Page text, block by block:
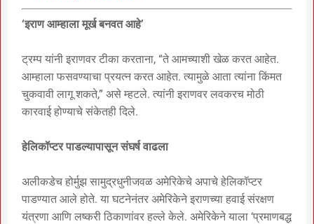
‘इराण आम्हाला मूर्ख बनवत आहे’
ट्रम्प यांनी इराणवर टीका करताना, “ते आमच्याशी खेळ करत आहेत.
आम्हाला फसवण्याचा प्रयत्न करत आहेत. त्यामुळे आता त्यांना किंमत
चुकवावी लागू शकते,” असे म्हटले. त्यांनी इराणवर लवकरच मोठी
कारवाई होण्याचे संकेतही दिले.
हेलिकॉप्टर पाडल्यापासून संघर्ष वाढला
अलीकडेच होर्मुझ सामुद्रधुनीजवळ अमेरिकेचे अपाचे हेलिकॉप्टर
पाडण्यात आले होते. या घटनेनंतर अमेरिकेने इराणच्या हवाई संरक्षण
यंत्रणा आणि लष्करी ठिकाणांवर हल्ले केले. अमेरिकेने याला ‘प्रमाणबद्ध